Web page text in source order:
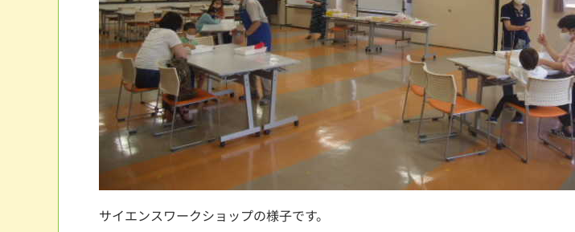
サイエンスワークショップの様子です。